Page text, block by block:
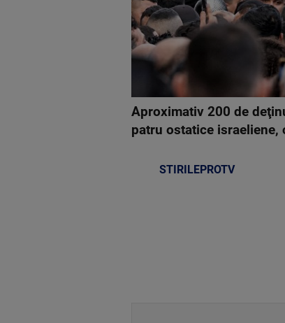
Aproximativ 200 de
patru ostatice israeliene,
STIRILEPROTV